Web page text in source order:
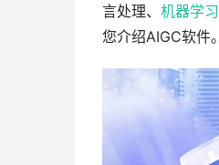
言处理、 机器学习
您介绍AIGC软件。